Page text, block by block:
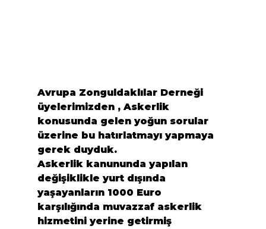
Avrupa Zonguldaklılar Derneği
üyelerimizden , Askerlik
konusunda gelen yoğun sorular
üzerine bu hatırlatmayı yapmaya
gerek duyduk.
Askerlik kanununda yapılan
değişiklikle yurt dışında
yaşayanların 1000 Euro
karşılığında muvazzaf askerlik
hizmetini yerine getirmiş